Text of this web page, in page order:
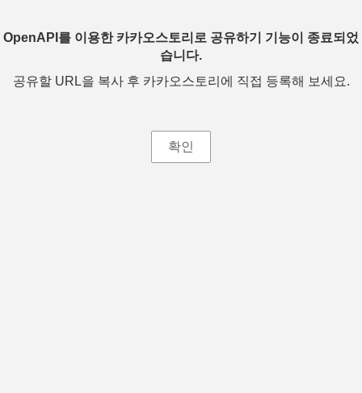
OpenAPI를 이용한 카카오스토리로 공유하기 기능이 종료되었
습니다.
공유할 URL을 복사 후 카카오스토리에 직접 등록해 보세요.
확인